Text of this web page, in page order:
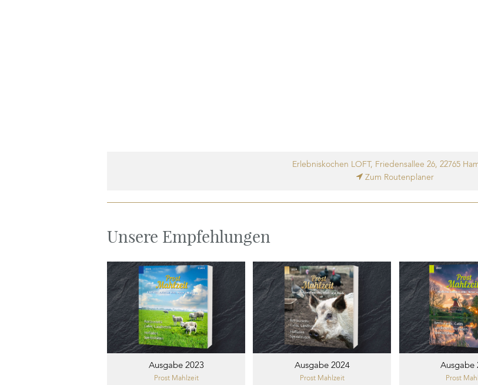
Erlebniskochen LOFT, Friedensallee 26, 22765
Zum Routenplaner
Unsere Empfehlungen
Ausgabe 2023
Prost Mahlzeit
Ausgabe 2024
Prost Mahlzeit
Ausgabe
Prost